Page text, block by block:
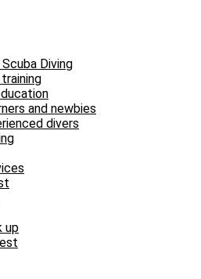
Diving
and newbies
divers
up